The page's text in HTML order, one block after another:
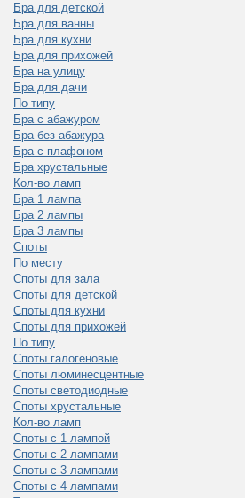
Бра для детской
Бра для ванны
Бра для кухни
Бра для прихожей
Бра на улицу
Бра для дачи
По типу
Бра с абажуром
Бра без абажура
Бра с плафоном
Бра хрустальные
Кол-во ламп
Бра 1 лампа
Бра 2 лампы
Бра 3 лампы
Споты
По месту
Споты для зала
Споты для детской
Споты для кухни
Споты для прихожей
По типу
Споты галогеновые
Споты люминесцентные
Споты светодиодные
Споты хрустальные
Кол-во ламп
Споты с 1 лампой
Споты с 2 лампами
Споты с 3 лампами
Споты с 4 лампами